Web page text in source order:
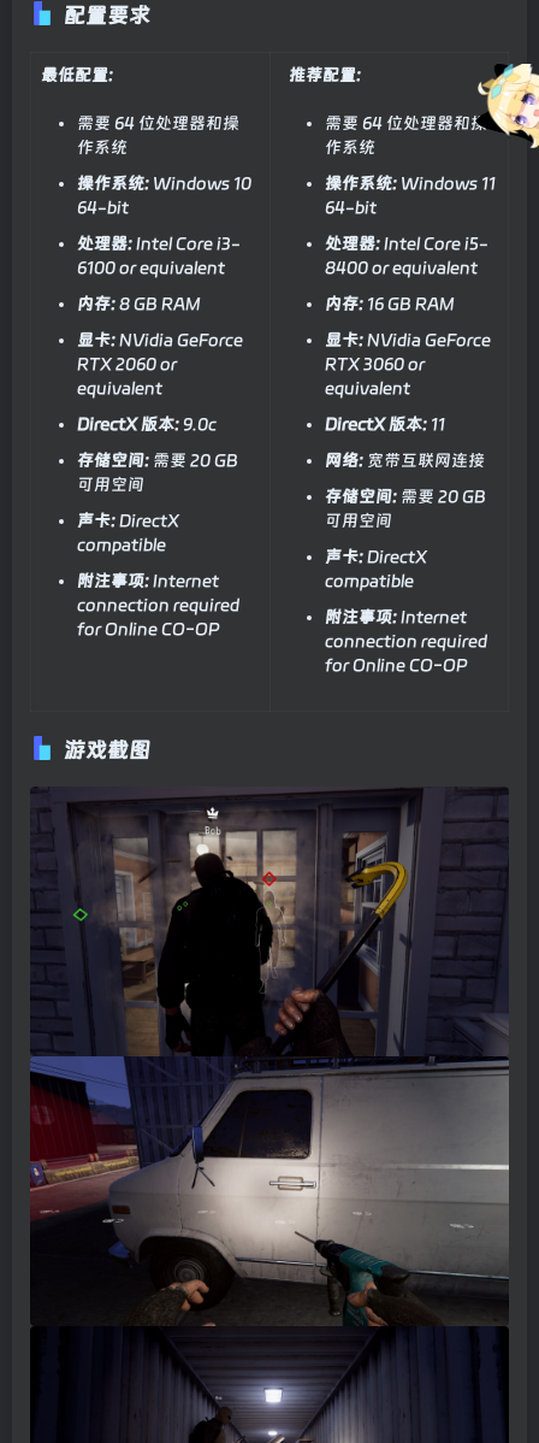
配置要求
最低配置:
需要 64 位处理器和操
作系统
操作系统: Windows 10
64-bit
处理器:Intel Core i3-
6100 or equivalent
内存:8 GB RAM
显卡:NVidia GeForce
RTX 2060 or
equivalent
DirectX 版本: 9.0c
存储空间: 需要 20 GB
可用空间
声卡:DirectX
compatible
附注事项:Internet
connection required
for Online CO-OP
推荐配置:
需要 64 位处理器和操
作系统
操作系统: Windows 11
64-bit
处理器:Intel Core i5-
8400 or equivalent
内存: 16 GB RAM
显卡:NVidia GeForce
RTX 3060 or
equivalent
DirectX 版本: 11
网络: 宽带互联网连接
存储空间: 需要 20 GB
可用空间
声卡:DirectX
compatible
附注事项:Internet
connection required
for Online CO-OP
游戏截图